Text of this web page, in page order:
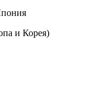
и Корея)